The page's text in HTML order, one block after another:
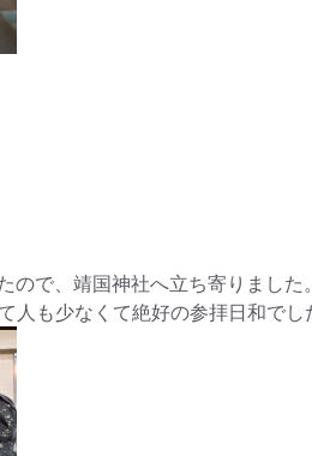
で、靖国神社へ立ち寄りました。
も少なくて絶好の参拝日和でし